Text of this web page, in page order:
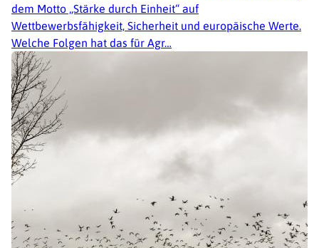
dem Motto „Stärke durch Einheit“ auf
Wettbewerbsfähigkeit, Sicherheit und europäische Werte.
Welche Folgen hat das für Agr…